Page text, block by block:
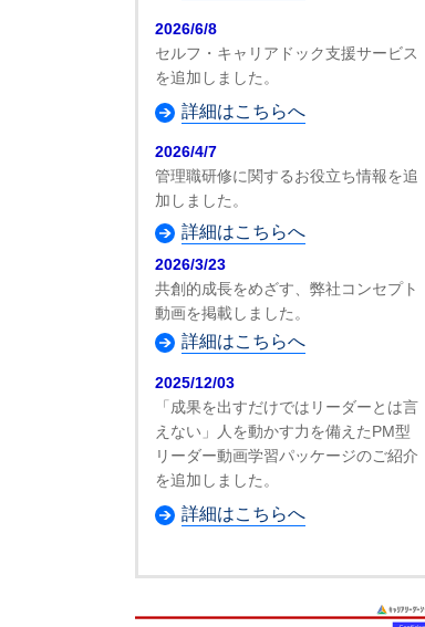
2026/6/8
セルフ・キャリアドック支援サービス
を追加しました。
詳細はこちらへ
2026/4/7
管理職研修に関するお役立ち情報を追
加しました。
詳細はこちらへ
2026/3/23
共創的成長をめざす、弊社コンセプト
動画を掲載しました。
詳細はこちらへ
2025/12/03
「成果を出すだけではリーダーとは言
えない」人を動かす力を備えたPM型
リーダー動画学習パッケージのご紹介
を追加しました。
詳細はこちらへ